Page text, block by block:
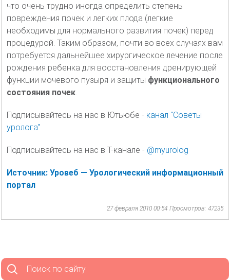
что очень трудно иногда определить степень
повреждения почек и легких плода (легкие
необходимы для нормального развития почек) перед
процедурой. Таким образом, почти во всех случаях вам
потребуется дальнейшее хирургическое лечение после
рождения ребенка для восстановления дренирующей
функции мочевого пузыря и защиты функционального
состояния почек.
Подписывайтесь на нас в Ютьюбе - канал "Советы
уролога"
Подписывайтесь на нас в Т-канале - @myurolog
Источник: Уровеб — Урологический информационный
портал
27 февраля 2010 00:54 Просмотров: 47235
Поиск по сайту